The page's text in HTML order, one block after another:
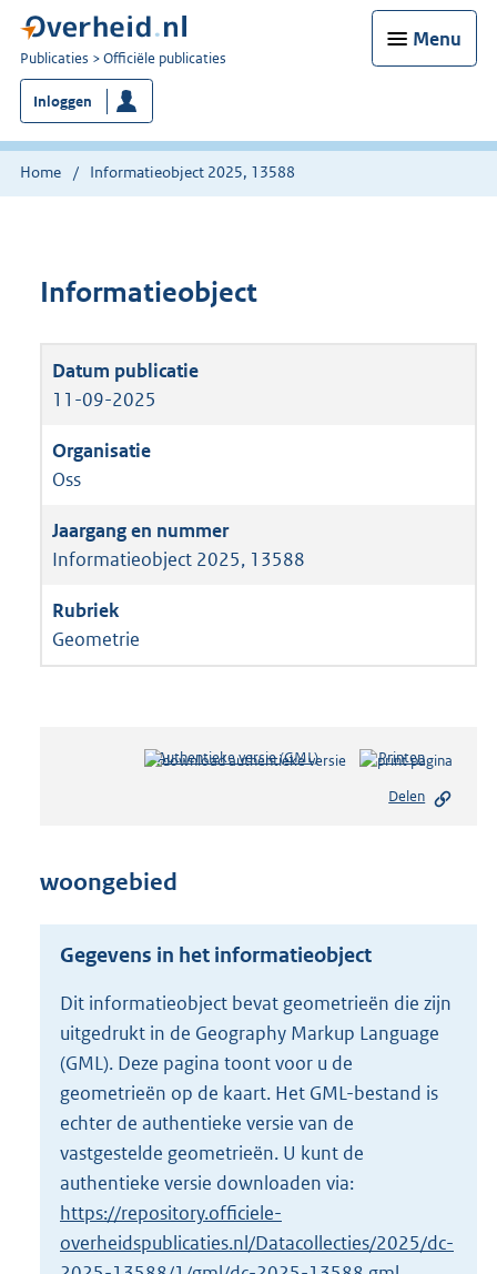
Menu
U
bent
nu
hier:
Publicaties Officiële publicaties
Inloggen
Home Informatieobject 2025, 13588
Informatieobject
11-09-2025
Oss
Informatieobject 2025, 13588
Geometrie
Authentieke versie (GML)b
s
r
o
t
t
e
1
5
9
Printen
Delen
woongebied
Gegevens in het informatieobject
Dit informatieobject bevat geometrieën die zijn
uitgedrukt in de Geography Markup Language
(GML). Deze pagina toont voor u de
geometrieën op de kaart. Het GML-bestand is
echter de authentieke versie van de
vastgestelde geometrieën. U kunt de
authentieke versie downloaden via:
https://repository.officiele-
overheidspublicaties.nl/Datacollecties/2025/dc-